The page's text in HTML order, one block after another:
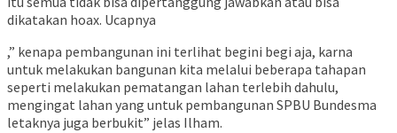
dikatakan hoax. Ucapnya
,” kenapa pembangunan ini terlihat begini begi aja, karna
untuk melakukan bangunan kita melalui beberapa tahapan
seperti melakukan pematangan lahan terlebih dahulu,
mengingat lahan yang untuk pembangunan SPBU Bundesma
letaknya juga berbukit” jelas Ilham.